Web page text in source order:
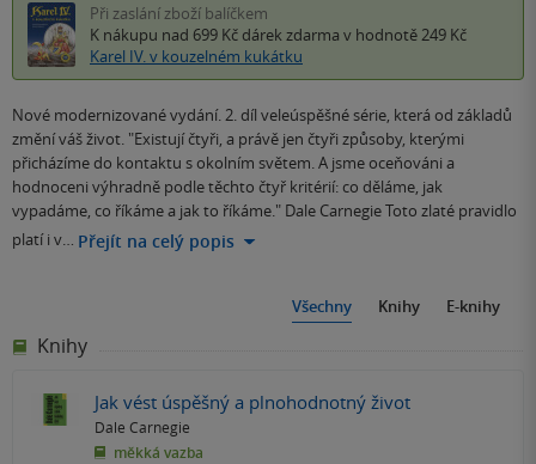
Při zaslání zboží balíčkem
K nákupu nad 699 Kč dárek zdarma v hodnotě 249 Kč
Karel IV. v kouzelném kukátku
Nové modernizované vydání. 2. díl veleúspěšné série, která od základů
změní váš život. "Existují čtyři, a právě jen čtyři způsoby, kterými
přicházíme do kontaktu s okolním světem. A jsme oceňováni a
hodnoceni výhradně podle těchto čtyř kritérií: co děláme, jak
vypadáme, co říkáme a jak to říkáme." Dale Carnegie Toto zlaté pravidlo
platí i v… Přejít na celý popis
Všechny Knihy E-knihy
Knihy
Jak vést úspěšný a plnohodnotný život
Dale Carnegie
měkká vazba